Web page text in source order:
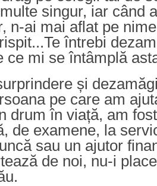
singur, iar când
n-ai mai aflat pe
întrebi
ce mi se întâmplă
și
pe care am
drum în viață, am
de examene, la
sau un ajutor
de noi, nu-i